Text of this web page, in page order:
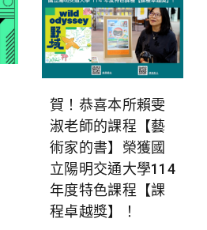
賀！恭喜本所賴雯
淑老師的課程【藝
術家的書】榮獲國
立陽明交通大學114
年度特色課程【課
程卓越獎】！